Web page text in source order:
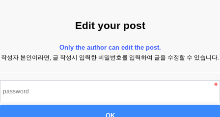
Edit your post
Only the author can edit the post.
작성자 본인이라면, 글 작성시 입력한 비밀번호를 입력하여 글을 수정할 수 있습니다.